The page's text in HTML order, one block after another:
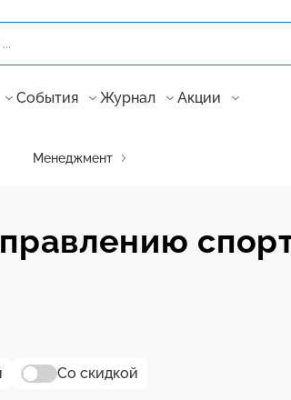
События Журнал Акции
Менеджмент
Со скидкой